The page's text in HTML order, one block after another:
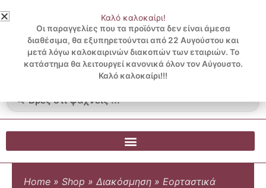
στο
περιεχόμενο
3 ΔΟΣΕΙΣ ΧΩΡΙΣ ΠΙΣΤΩΤΙΚΗ ΜΕ KLARNA
...
Λογαριασμός
Blog
0.00€
0
Cart
Home » Shop » Διακόσμηση » Εορταστικά
Καλό καλοκαίρι!
Οι παραγγελίες που τα προϊόντα δεν είναι άμεσα
διαθέσιμα, θα εξυπηρετούνται από 22 Αυγούστου και
μετά λόγω καλοκαιρινών διακοπών των εταιριών. Το
κατάστημα θα λειτουργεί κανονικά όλον τον Αύγουστο.
Καλό καλοκαίρι!!!